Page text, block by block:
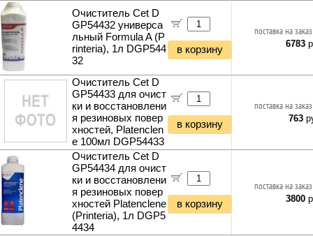
Очиститель Cet D
GP54432 универса
льный Formula A (P
rinteria), 1л DGP544
32
в корзину
поставка на
6783
Очиститель Cet D
GP54433 для очист
ки и восстановлени
я резиновых повер
хностей, Platenclen
e 100мл DGP54433
в корзину
поставка на
763
Очиститель Cet D
GP54434 для очист
ки и восстановлени
я резиновых повер
хностей Platenclene
(Printeria), 1л DGP5
4434
в корзину
поставка на
3800